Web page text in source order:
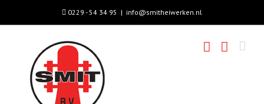
0229 - 54 34 95 | info@smitheiwerken.nl